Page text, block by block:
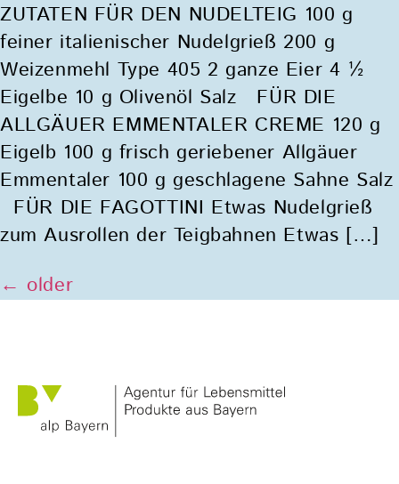
ZUTATEN FÜR DEN NUDELTEIG 100 g
feiner italienischer Nudelgrieß 200 g
Weizenmehl Type 405 2 ganze Eier 4 ½
Eigelbe 10 g Olivenöl Salz FÜR DIE
ALLGÄUER EMMENTALER CREME 120 g
Eigelb 100 g frisch geriebener Allgäuer
Emmentaler 100 g geschlagene Sahne Salz
FÜR DIE FAGOTTINI Etwas Nudelgrieß
zum Ausrollen der Teigbahnen Etwas […]
← older